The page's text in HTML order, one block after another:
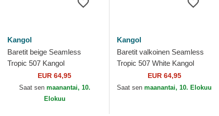
Kangol
Baretit beige Seamless
Tropic 507 Kangol
EUR 64,95
Saat sen maanantai, 10.
Elokuu
Kangol
Baretit valkoinen Seamless
Tropic 507 White Kangol
EUR 64,95
Saat sen maanantai, 10. Elokuu